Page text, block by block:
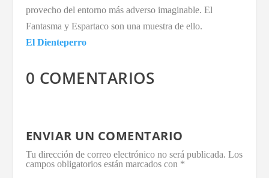
provecho del entorno más adverso imaginable. El
Fantasma y Espartaco son una muestra de ello.
El Dienteperro
0 COMENTARIOS
ENVIAR UN COMENTARIO
Tu dirección de correo electrónico no será publicada. Los
campos obligatorios están marcados con *